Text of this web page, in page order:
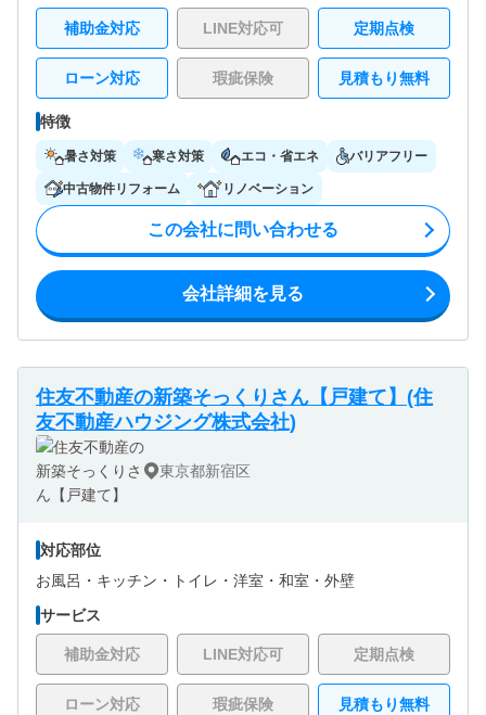
補助金対応 LINE対応可 定期点検
ローン対応 瑕疵保険 見積もり無料
特徴
暑さ対策 寒さ対策 エコ・省エネ バリアフリー
中古物件リフォーム リノベーション
この会社に問い合わせる
会社詳細を見る
住友不動産の新築そっくりさん【戸建て】(住
友不動産ハウジング株式会社)
東京都新宿区
対応部位
お風呂・ キッチン・ トイレ・ 洋室・ 和室・ 外壁
サービス
補助金対応 LINE対応可 定期点検
ローン対応 瑕疵保険 見積もり無料